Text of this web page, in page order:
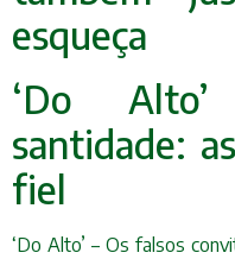
esqueça
‘Do
santidade:
fiel
‘Do Alto’ – Os falsos